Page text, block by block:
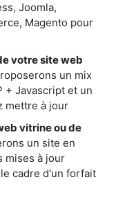
Joomla,
Magento pour
votre site web
un mix
+ Javascript et un
mettre à jour
vitrine ou de
un site en
mises à jour
cadre d'un forfait